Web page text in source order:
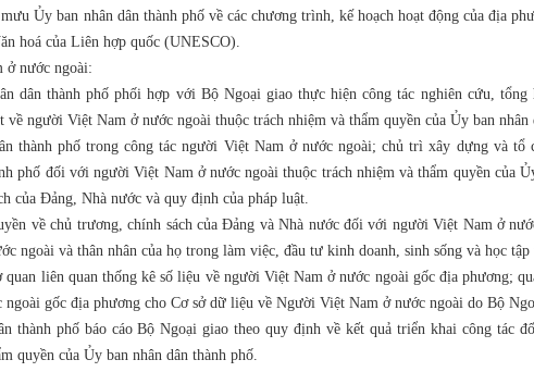
Ủy ban nhân dân thành phố về các chương trình, kế hoạch hoạt động của địa
hoá của Liên hợp quốc (UNESCO).
ở nước ngoài:
dân thành phố phối hợp với Bộ Ngoại giao thực hiện công tác nghiên cứu,
về người Việt Nam ở nước ngoài thuộc trách nhiệm và thẩm quyền của Ủy ban nhân
thành phố trong công tác người Việt Nam ở nước ngoài; chủ trì xây dựng và tổ
phố đối với người Việt Nam ở nước ngoài thuộc trách nhiệm và thẩm quyền của
của Đảng, Nhà nước và quy định của pháp luật.
về chủ trương, chính sách của Đảng và Nhà nước đối với người Việt Nam ở
ngoài và thân nhân của họ trong làm việc, đầu tư kinh doanh, sinh sống và học
liên quan thống kê số liệu về người Việt Nam ở nước ngoài gốc địa phương;
gốc địa phương cho Cơ sở dữ liệu về Người Việt Nam ở nước ngoài do Bộ
thành phố báo cáo Bộ Ngoại giao theo quy định về kết quả triển khai công tác
quyền của Ủy ban nhân dân thành phố.